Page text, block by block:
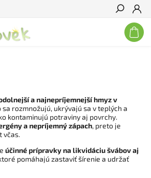
Hľadať
a najnepríjemnejší hmyz v
sa rozmnožujú, ukrývajú sa v teplých a
kontaminujú potraviny aj povrchy.
a nepríjemný zápach, preto je
včas.
účinné prípravky na likvidáciu švábov aj
pomáhajú zastaviť šírenie a udržať